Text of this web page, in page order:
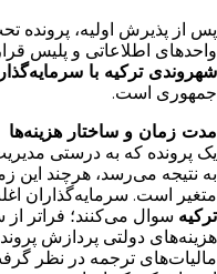
پس از پذیرش اولیه، پرونده
واحدهای اطلاعاتی و پلیس
شهروندی ترکیه با
جمهوری است.
مدت زمان و ساختار هزینه‌ها
یک پرونده که به درستی
به نتیجه می‌رسد، هرچند این
متغیر است. سرمایه‌گذاران
ترکیه سوال می‌کنند؛ فراتر از
هزینه‌های دولتی پردازش
مالیات‌های ترجمه در نظر